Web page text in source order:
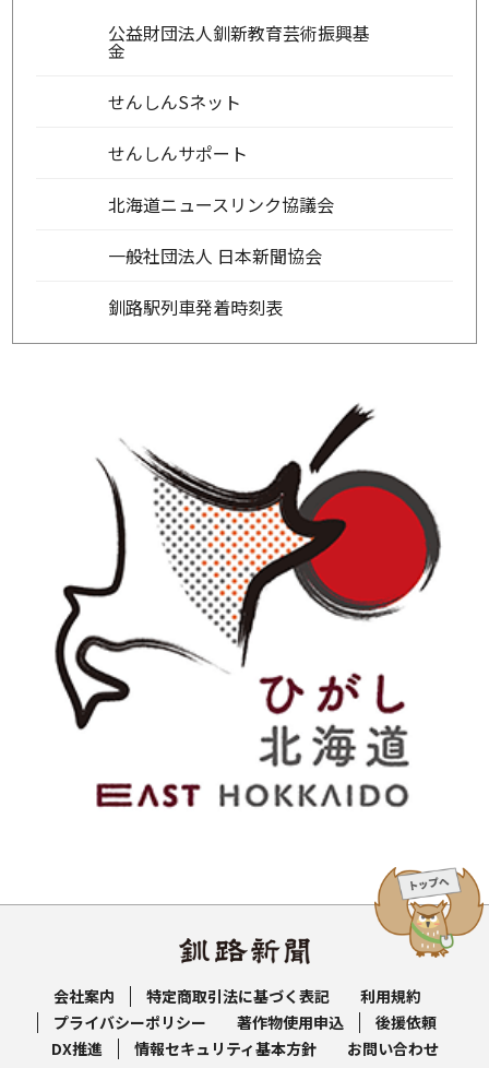
公益財団法人釧新教育芸術振興基
金
せんしんSネット
せんしんサポート
北海道ニュースリンク協議会
一般社団法人 日本新聞協会
釧路駅列車発着時刻表
会社案内 特定商取引法に基づく表記
利用規約
プライバシーポリシー
著作物使用申込
後援依頼
DX推進
情報セキュリティ基本方針 お問い合わせ